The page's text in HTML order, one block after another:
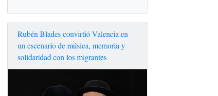
Rubén Blades convirtió Valencia en
un escenario de música, memoria y
solidaridad con los migrantes